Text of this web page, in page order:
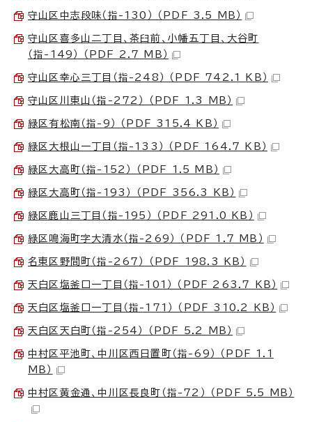
守山区中志段味（指-130） （PDF 3.5 MB）
守山区喜多山二丁目、茶臼前、小幡五丁目、大谷町
（指-149） （PDF 2.7 MB）
守山区幸心三丁目（指-248） （PDF 742.1 KB）
守山区川東山（指-272） （PDF 1.3 MB）
緑区有松南（指-9） （PDF 315.4 KB）
緑区大根山一丁目（指-133） （PDF 164.7 KB）
緑区大高町（指-152） （PDF 1.5 MB）
緑区大高町（指-193） （PDF 356.3 KB）
緑区鹿山三丁目（指-195） （PDF 291.0 KB）
緑区鳴海町字大清水（指-269） （PDF 1.7 MB）
名東区野間町（指-267） （PDF 198.3 KB）
天白区塩釜口一丁目（指-101） （PDF 263.7 KB）
天白区塩釜口一丁目（指-171） （PDF 310.2 KB）
天白区天白町（指-254） （PDF 5.2 MB）
中村区平池町、中川区西日置町（指-69） （PDF 1.1
MB）
中村区黄金通、中川区長良町（指-72） （PDF 5.5 MB）